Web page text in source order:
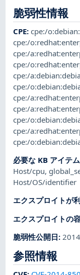
脆弱性情報
CPE:cpe:/
cpe:/
cpe:/
cpe:/
cpe:/
cpe:/
cpe:/
cpe:/
cpe:/
cpe:/
cpe:/
必要な KB アイテム
Host/cpu,
Host/OS/identifier
エクスプロイトが
エクスプロイトの
脆弱性公開日:
参照情報